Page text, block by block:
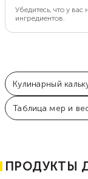
Убедитесь, что у
ингредиентов.
Кулинарный
Таблица мер и
ПРОДУКТЫ